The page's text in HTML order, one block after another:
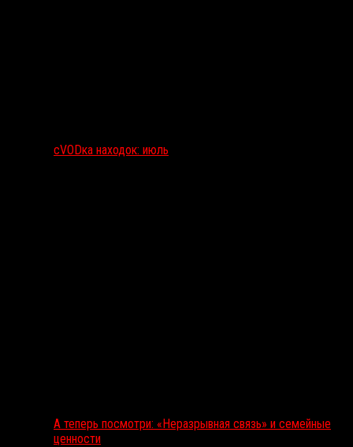
сVODка находок: июль
А теперь посмотри: «Неразрывная связь» и семейные
ценности